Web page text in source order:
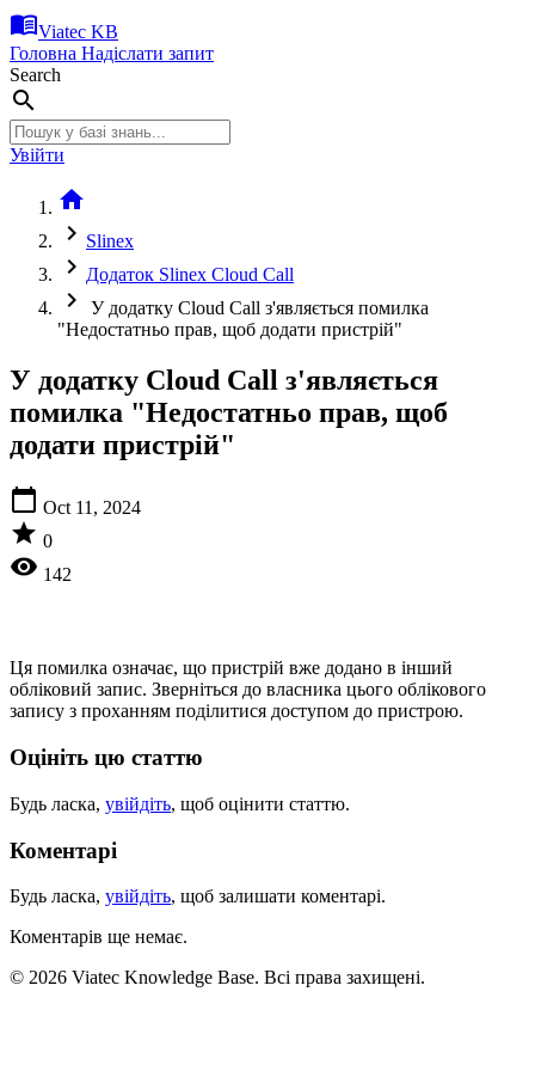
menu_bookViatec KB
Головна Надіслати запит
Search
search
Увійти
home
chevron_right Slinex
chevron_right Додаток Slinex Cloud Call
chevron_right
У додатку Cloud Call з'являється помилка
"Недостатньо прав, щоб додати пристрій"
У додатку Cloud Call з'являється
помилка "Недостатньо прав, щоб
додати пристрій"
calendar_today Oct 11, 2024
star 0
visibility 142
Ця помилка означає, що пристрій вже додано в інший
обліковий запис. Зверніться до власника цього облікового
запису з проханням поділитися доступом до пристрою.
Оцініть цю статтю
Будь ласка, увійдіть, щоб оцінити статтю.
Коментарі
Будь ласка, увійдіть, щоб залишати коментарі.
Коментарів ще немає.
© 2026 Viatec Knowledge Base. Всі права захищені.